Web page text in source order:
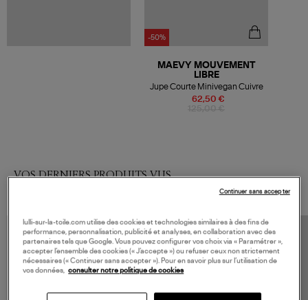
-50%
62,50 €
MAEVY MOUVEMENT
LIBRE
Jupe Courte Minivegan Cuivre
VOS DERNIERS PRODUITS VUS
lulli-sur-la-toile.com utilise des cookies et technologies similaires à des fins de
performance, personnalisation, publicité et analyses, en collaboration avec des
partenaires tels que Google. Vous pouvez configurer vos choix via « Paramétrer »,
accepter l’ensemble des cookies (« J’accepte ») ou refuser ceux non strictement
nécessaires (« Continuer sans accepter »). Pour en savoir plus sur l’utilisation de
vos données, consulter notre politique de cookies
Continuer sans accepter